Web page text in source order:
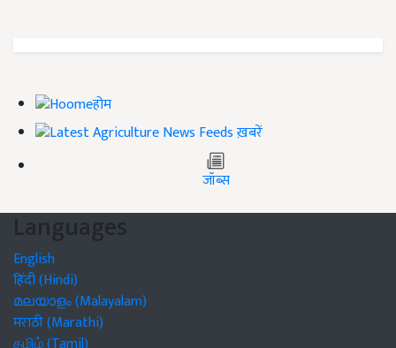
होम
ख़बरें
जॉब्स
Languages
English
हिंदी (Hindi)
മലയാളം (Malayalam)
मराठी (Marathi)